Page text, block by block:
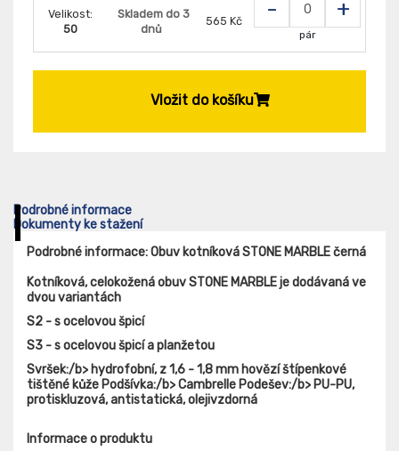
Velikost:
50
Skladem do 3
dnů
565 Kč - +
pár
Vložit do košíku
Podrobné informace
Dokumenty ke stažení
Podrobné informace: Obuv kotníková STONE MARBLE černá
Kotníková, celokožená obuv STONE MARBLE je dodávaná ve
dvou variantách
S2 - s ocelovou špicí
S3 - s ocelovou špicí a planžetou
Svršek:/b> hydrofobní, z 1,6 - 1,8 mm hovězí štípenkové
tištěné kůže Podšívka:/b> Cambrelle Podešev:/b> PU-PU,
protiskluzová, antistatická, olejivzdorná
Informace o produktu